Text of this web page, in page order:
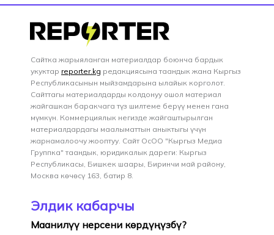
Сайтка жарыяланган материалдар боюнча бардык
укуктар reporter.kg редакциясына таандык жана Кыргыз
Республикасынын мыйзамдарына ылайык корголот.
Сайттагы материалдарды колдонуу ошол материал
жайгашкан баракчага түз шилтеме берүү менен гана
мүмкүн. Коммерциялык негизде жайгаштырылган
материалдардагы маалыматтын аныктыгы үчүн
жарнамалоочу жооптуу. Сайт ОсОО "Кыргыз Медиа
Группка" таандык, юридикалык дареги: Кыргыз
Республикасы, Бишкек шаары, Биринчи май району,
Москва көчөсү 163, батир 8.
Элдик кабарчы
Маанилүү нерсени көрдүңүзбү?